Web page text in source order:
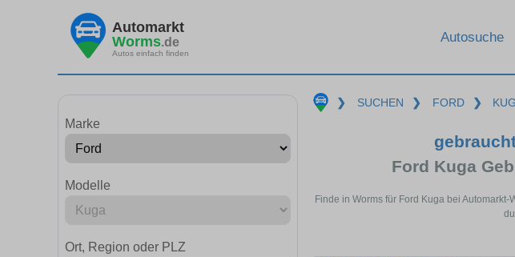
Automarkt
Worms.de
Autos einfach finden
Autosuche
Marke
Modelle
Ort, Region oder PLZ
❯ SUCHEN ❯ FORD ❯
Ford Kuga
Finde in Worms für Ford Kuga bei